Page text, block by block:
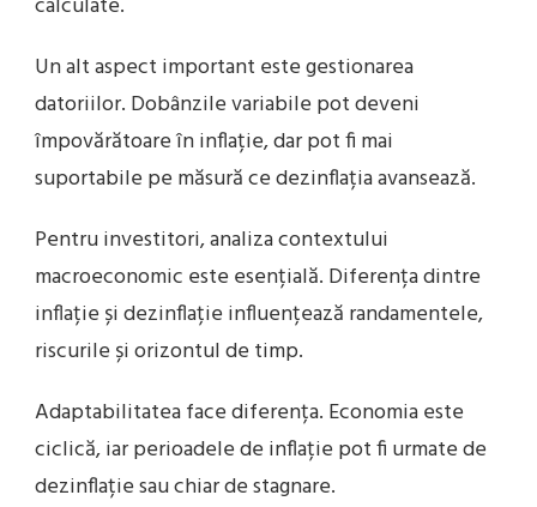
Un alt aspect important este gestionarea
datoriilor. Dobânzile variabile pot deveni
împovărătoare în inflație, dar pot fi mai
suportabile pe măsură ce dezinflația avansează.
Pentru investitori, analiza contextului
macroeconomic este esențială. Diferența dintre
inflație și dezinflație influențează randamentele,
riscurile și orizontul de timp.
Adaptabilitatea face diferența. Economia este
ciclică, iar perioadele de inflație pot fi urmate de
dezinflație sau chiar de stagnare.